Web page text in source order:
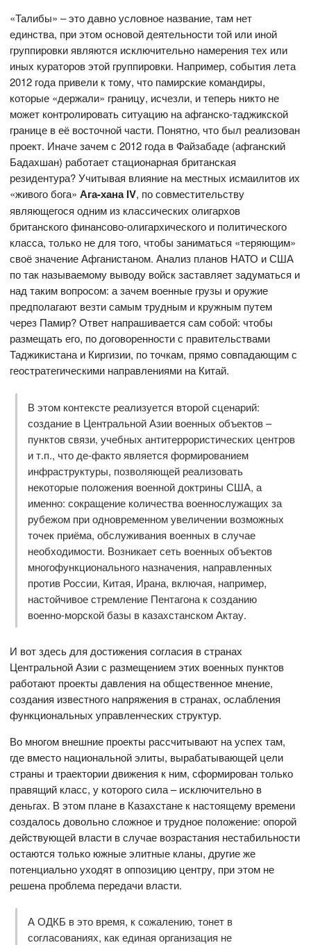
«Талибы» – это давно условное название, там нет
единства, при этом основой деятельности той или иной
группировки являются исключительно намерения тех или
иных кураторов этой группировки. Например, события лета
2012 года привели к тому, что памирские командиры,
которые «держали» границу, исчезли, и теперь никто не
может контролировать ситуацию на афганско-таджикской
границе в её восточной части. Понятно, что был реализован
проект. Иначе зачем с 2012 года в Файзабаде (афганский
Бадахшан) работает стационарная британская
резидентура? Учитывая влияние на местных исмаилитов их
«живого бога»Ага-хана IV, по совместительству
являющегося одним из классических олигархов
британского финансово-олигархического и политического
класса, только не для того, чтобы заниматься «теряющим»
своё значение Афганистаном. Анализ планов НАТО и США
по так называемому выводу войск заставляет задуматься и
над таким вопросом: а зачем военные грузы и оружие
предполагают везти самым трудным и кружным путем
через Памир? Ответ напрашивается сам собой: чтобы
размещать его, по договоренности с правительствами
Таджикистана и Киргизии, по точкам, прямо совпадающим с
геостратегическими направлениями на Китай.
В этом контексте реализуется второй сценарий:
создание в Центральной Азии военных объектов –
пунктов связи, учебных антитеррористических центров
и т.п., что де-факто является формированием
инфраструктуры, позволяющей реализовать
некоторые положения военной доктрины США, а
именно: сокращение количества военнослужащих за
рубежом при одновременном увеличении возможных
точек приёма, обслуживания военных в случае
необходимости. Возникает сеть военных объектов
многофункционального назначения, направленных
против России, Китая, Ирана, включая, например,
настойчивое стремление Пентагона к созданию
военно-морской базы в казахстанском Актау.
И вот здесь для достижения согласия в странах
Центральной Азии с размещением этих военных пунктов
работают проекты давления на общественное мнение,
создания известного напряжения в странах, ослабления
функциональных управленческих структур.
Во многом внешние проекты рассчитывают на успех там,
где вместо национальной элиты, вырабатывающей цели
страны и траектории движения к ним, сформирован только
правящий класс, у которого сила – исключительно в
деньгах. В этом плане в Казахстане к настоящему времени
создалось довольно сложное и трудное положение: опорой
действующей власти в случае возрастания нестабильности
остаются только южные элитные кланы, другие же
потенциально уходят в оппозицию центру, при этом не
решена проблема передачи власти.
А ОДКБ в это время, к сожалению, тонет в
согласованиях, как единая организация не